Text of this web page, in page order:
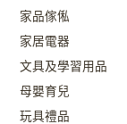
家品傢俬
家居電器
文具及學習用品
母嬰育兒
玩具禮品